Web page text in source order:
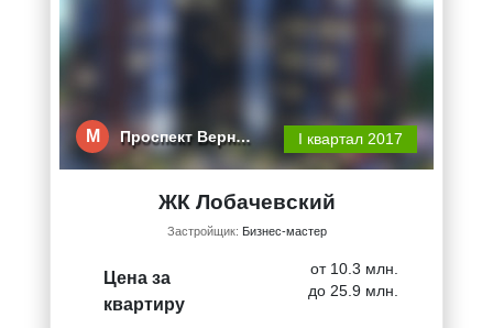
М Проспект Верн… I квартал 2017
ЖК Лобачевский
Застройщик: Бизнес-мастер
Цена за
квартиру
от 10.3 млн.
до 25.9 млн.